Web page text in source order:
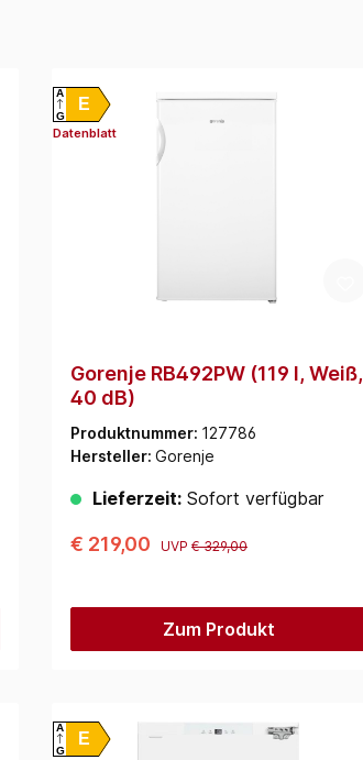
E
A
G
Datenblatt
Gorenje RB492PW (119 l, Weiß,
40 dB)
Produktnummer: 127786
Hersteller: Gorenje
Lieferzeit: Sofort verfügbar
€ 219,00 UVP € 329,00
Zum Produkt
E
A
G